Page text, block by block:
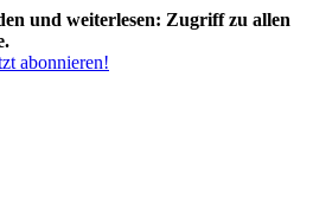
und weiterlesen: Zugriff zu allen
abonnieren!